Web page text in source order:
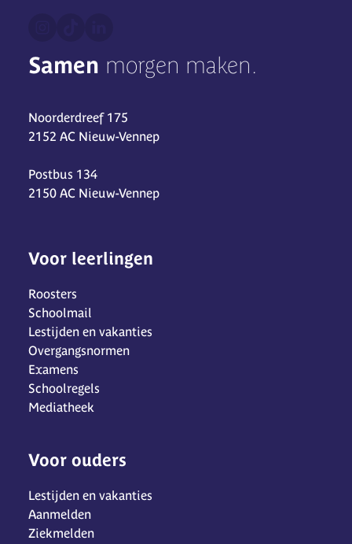
Samen morgen maken.
Noorderdreef 175
2152 AC Nieuw-Vennep
Postbus 134
2150 AC Nieuw-Vennep
Voor leerlingen
Roosters
Schoolmail
Lestijden en vakanties
Overgangsnormen
Examens
Schoolregels
Mediatheek
Voor ouders
Lestijden en vakanties
Aanmelden
Ziekmelden